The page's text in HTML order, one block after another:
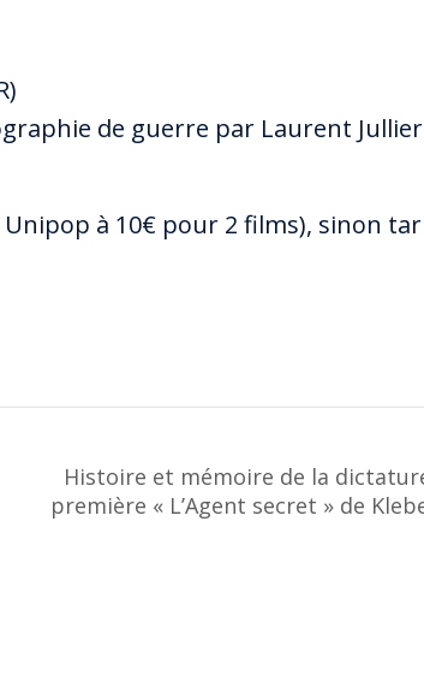
de guerre par Laurent Jullier
à 10€ pour 2 films), sinon
Histoire et mémoire de la
première « L’Agent secret » de